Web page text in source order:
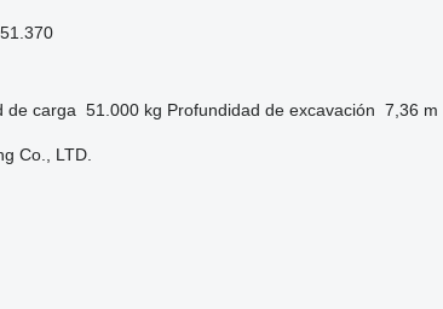
de carga 51.000 kg Profundidad de excavación 7,36 m
Co., LTD.